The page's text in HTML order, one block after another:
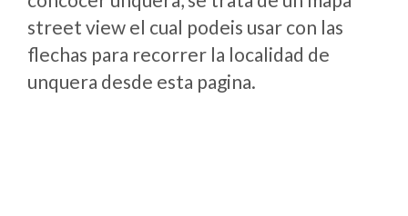
street view el cual podeis usar con las
flechas para recorrer la localidad de
unquera desde esta pagina.